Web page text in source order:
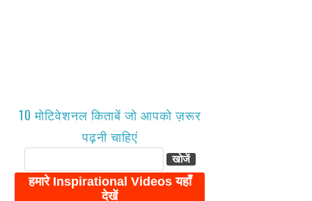
10 मोटिवेशनल किताबें जो आपको ज़रूर
पढ़नी चाहिएं